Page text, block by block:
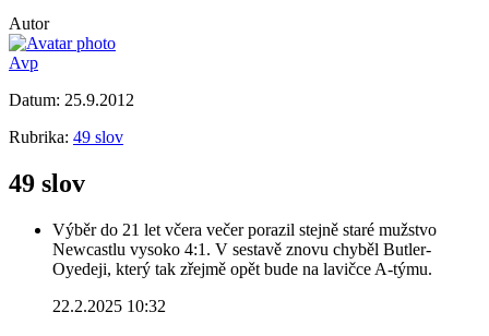
Autor
Avp
Datum: 25.9.2012
Rubrika: 49 slov
49 slov
Výběr do 21 let včera večer porazil stejně staré mužstvo
Newcastlu vysoko 4:1. V sestavě znovu chyběl Butler-
Oyedeji, který tak zřejmě opět bude na lavičce A-týmu.
22.2.2025 10:32